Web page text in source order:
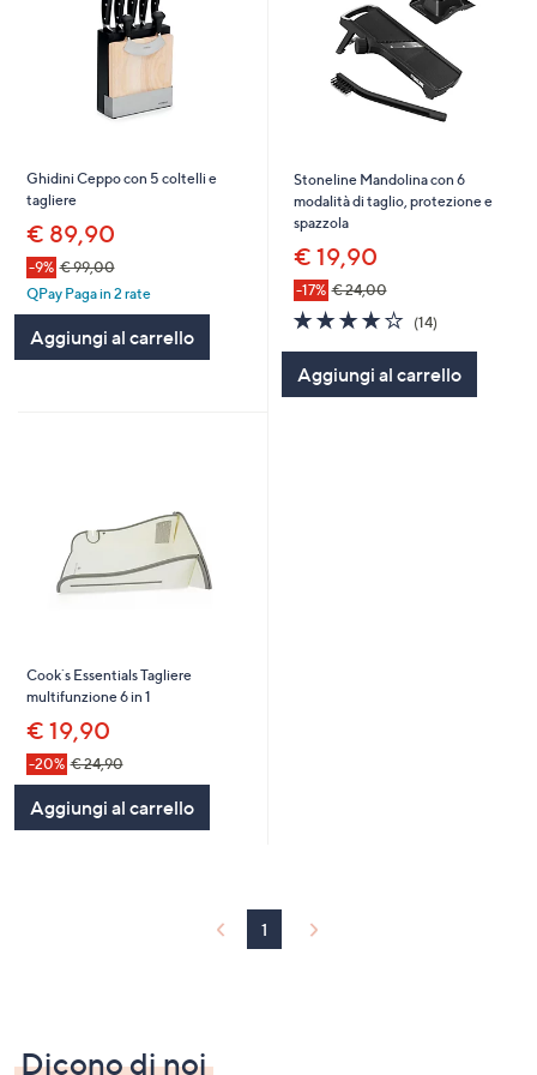
Ghidini Ceppo con 5 coltelli e
tagliere
€ 89,90
-9% € 99,00
QPay Paga in 2 rate
Aggiungi al carrello
Stoneline Mandolina con 6
modalità di taglio, protezione e
spazzola
€ 19,90
-17% € 24,00
3.7
of
Stars
(14)14
Aggiungi al carrello
Cook´s Essentials Tagliere
multifunzione 6 in 1
€ 19,90
-20% € 24,90
Aggiungi al carrello
1
Dicono di noi